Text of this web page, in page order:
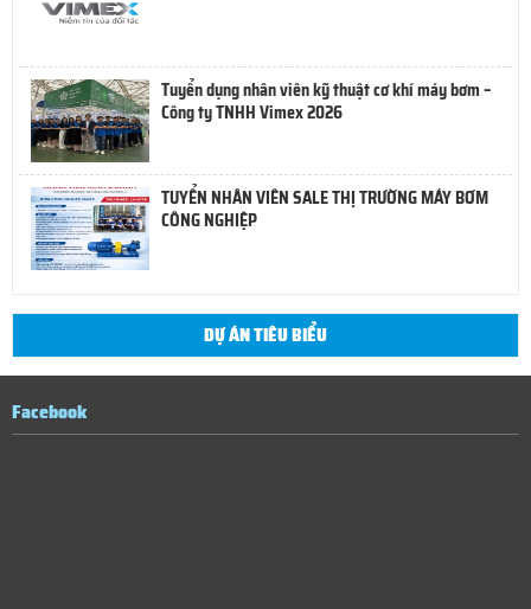
Tuyển dụng nhân viên kỹ thuật cơ khí máy bơm –
Công ty TNHH Vimex 2026
TUYỂN NHÂN VIÊN SALE THỊ TRƯỜNG MÁY BƠM
CÔNG NGHIỆP
DỰ ÁN TIÊU BIỂU
Facebook